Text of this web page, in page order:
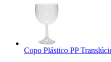
Copo Plástico PP